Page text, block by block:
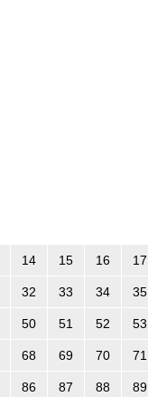
14 15 16 17
32 33 34 35
50 51 52 53
68 69 70 71
86 87 88 89